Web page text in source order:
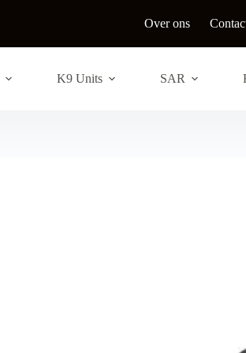
Over ons
K9 Units SAR